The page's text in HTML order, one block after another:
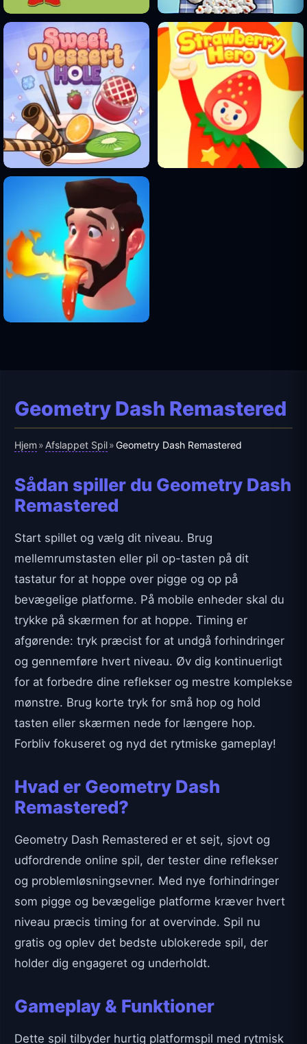
Geometry Dash Remastered
Hjem » Afslappet Spil»Geometry Dash Remastered
Sådan spiller du Geometry Dash
Remastered
Start spillet og vælg dit niveau. Brug
mellemrumstasten eller pil op-tasten på dit
tastatur for at hoppe over pigge og op på
bevægelige platforme. På mobile enheder skal du
trykke på skærmen for at hoppe. Timing er
afgørende: tryk præcist for at undgå forhindringer
og gennemføre hvert niveau. Øv dig kontinuerligt
for at forbedre dine reflekser og mestre komplekse
mønstre. Brug korte tryk for små hop og hold
tasten eller skærmen nede for længere hop.
Forbliv fokuseret og nyd det rytmiske gameplay!
Hvad er Geometry Dash
Remastered?
Geometry Dash Remastered er et sejt, sjovt og
udfordrende online spil, der tester dine reflekser
og problemløsningsevner. Med nye forhindringer
som pigge og bevægelige platforme kræver hvert
niveau præcis timing for at overvinde. Spil nu
gratis og oplev det bedste ublokerede spil, der
holder dig engageret og underholdt.
Gameplay & Funktioner
Dette spil tilbyder hurtig platformspil med rytmisk